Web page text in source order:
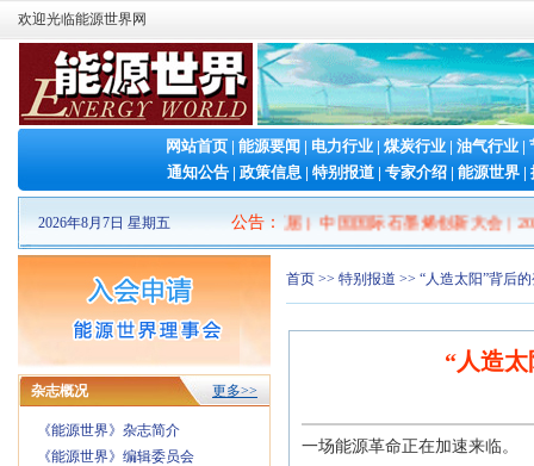
欢迎光临能源世界网
网站首页 | 能源要闻 | 电力行业 | 煤炭行业 | 油气行业 |
通知公告 | 政策信息 | 特别报道 | 专家介绍 | 能源世界 |
2026年8月7日 星期五 公告 ：
产业博览会|2026（第十三届）中国国际石墨烯创新大会|2026第二届
杂志概况 更多>>
《能源世界》杂志简介
《能源世界》编辑委员会
首页 >> 特别报道 >> “人造太阳”背后
“人造
一场能源革命正在加速来临。